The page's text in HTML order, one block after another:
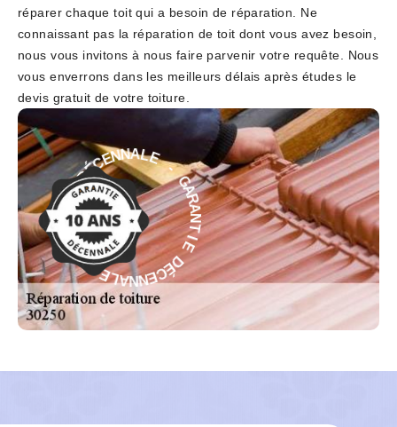
réparer chaque toit qui a besoin de réparation. Ne
connaissant pas la réparation de toit dont vous avez besoin,
nous vous invitons à nous faire parvenir votre requête. Nous
vous enverrons dans les meilleurs délais après études le
devis gratuit de votre toiture.
G
A
R
A
N
T
I
E
D
É
C
E
N
NALE - GAR
A
N
T
I
E
D
É
C
E
N
N
A
L
E
-